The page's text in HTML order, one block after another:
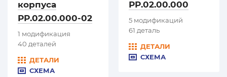
корпуса
РР.02.00.000-02
1 модификация
40 деталей
ДЕТАЛИ
СХЕМА
РР.02.00.000
5 модификаций
61 деталь
ДЕТАЛИ
СХЕМА